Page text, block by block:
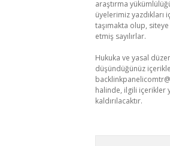
araştırma
üyelerimiz
taşımakta olup,
etmiş sayılırlar.
Hukuka ve yasal
düşündüğünüz
halinde, ilgili içerikler
kaldırılacaktır.